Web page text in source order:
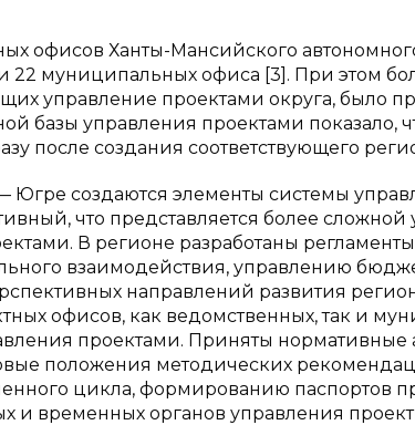
офисов Ханты-Мансийского
22 муниципальных офиса [3]. При этом
управление проектами округа, было
базы управления проектами показало,
после создания соответствующего
создаются элементы системы
что представляется более сложной
В регионе разработаны
взаимодействия, управлению
направлений развития
офисов, как ведомственных, так и
проектами. Приняты нормативные
положения методических
цикла, формированию паспортов
и временных органов управления